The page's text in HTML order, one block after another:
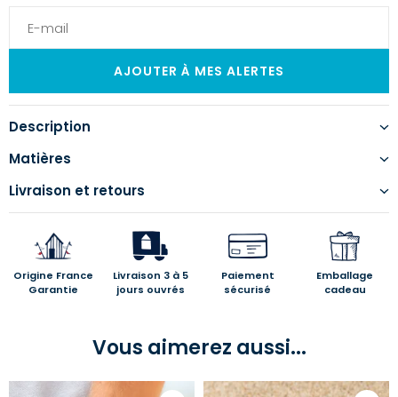
Description
Matières
Livraison et retours
Origine France
Garantie
Livraison 3 à 5
jours ouvrés
Paiement
sécurisé
Emballage
cadeau
Vous aimerez aussi...